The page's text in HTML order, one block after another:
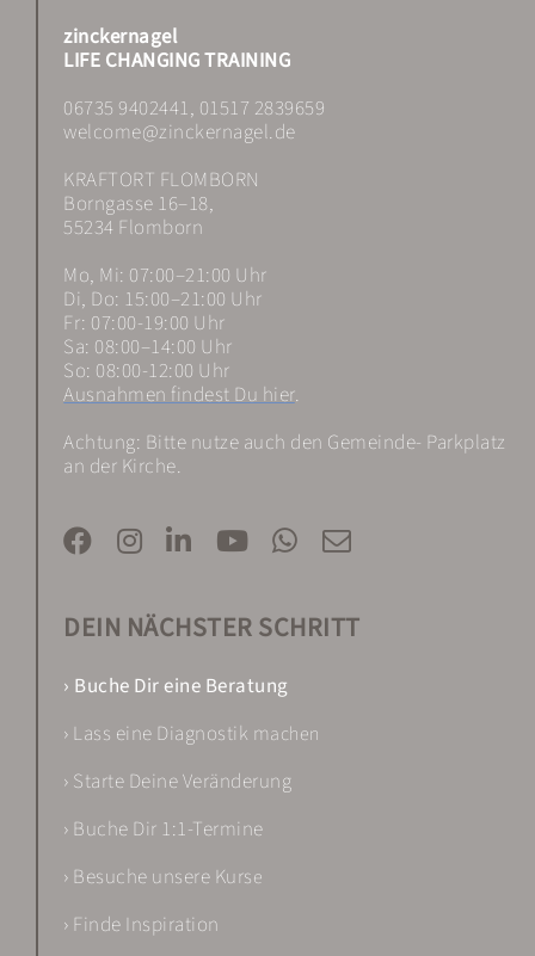
zinckernagel
LIFE CHANGING TRAINING
06735 9402441, 01517 2839659
welcome@zinckernagel.de
KRAFTORT FLOMBORN
Borngasse 16–18,
55234 Flomborn
Mo, Mi: 07:00–21:00 Uhr
Di, Do: 15:00–21:00 Uhr
Fr: 07:00-19:00 Uhr
Sa: 08:00–14:00 Uhr
So: 08:00-12:00 Uhr
Ausnahmen findest Du hier.
Achtung: Bitte nutze auch den Gemeinde- Parkplatz
an der Kirche.
DEIN NÄCHSTER SCHRITT
› Buche Dir eine Beratung
› Lass eine Diagnostik machen
› Starte Deine Veränderung
› Buche Dir 1:1-Termine
› Besuche unsere Kurse
› Finde Inspiration